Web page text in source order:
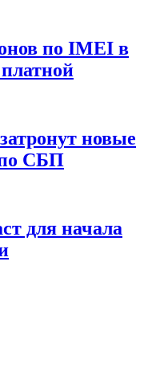
по IMEI в
новые
СБП
для начала